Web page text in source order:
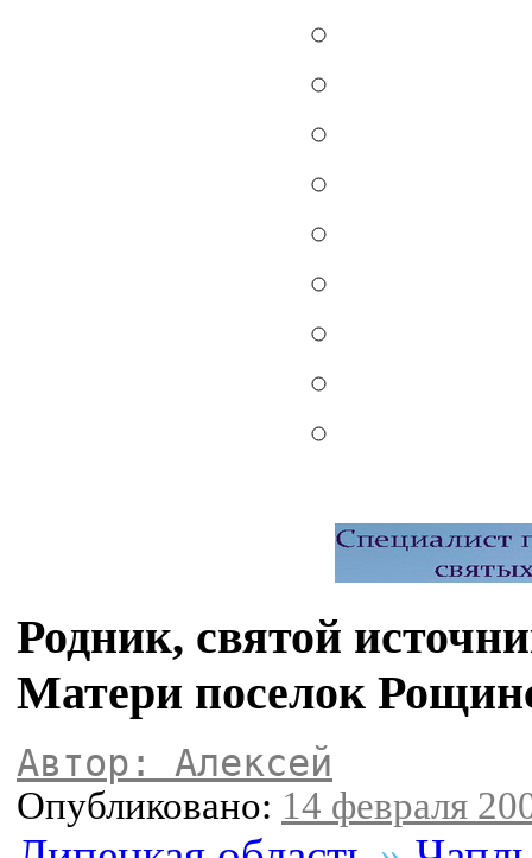
Родник, святой
Матери поселок
Автор: Алексей
Опубликовано: 14 февраля